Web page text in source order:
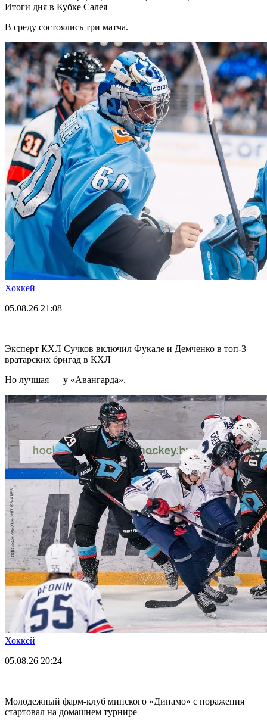
Итоги дня в Кубке Салея
В среду состоялись три матча.
Хоккей
05.08.26 21:08
Эксперт КХЛ Сучков включил Фукале и Демченко в топ-3
вратарских бригад в КХЛ
Но лучшая — у «Авангарда».
Хоккей
05.08.26 20:24
Молодежный фарм-клуб минского «Динамо» с поражения
стартовал на домашнем турнире